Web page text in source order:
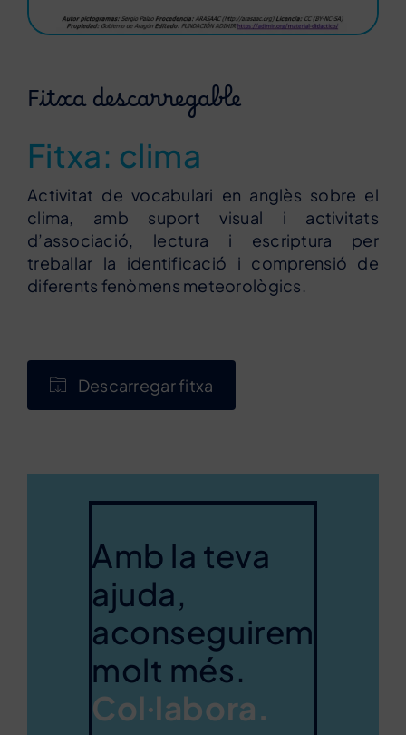
Fitxa descarregable
Fitxa: clima
Activitat de vocabulari en anglès sobre el
clima, amb suport visual i activitats
d’associació, lectura i escriptura per
treballar la identificació i comprensió de
diferents fenòmens meteorològics.
Descarregar fitxa
Amb la teva
ajuda,
aconseguirem
molt més.
Col·labora.